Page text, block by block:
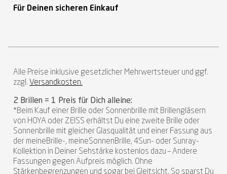
Für Deinen sicheren Einkauf
Alle Preise inklusive gesetzlicher Mehrwertsteuer und ggf.
zzgl. Versandkosten.
2 Brillen = 1 Preis für Dich alleine:
*Beim Kauf einer Brille oder Sonnenbrille mit Brillengläsern
von HOYA oder ZEISS erhältst Du eine zweite Brille oder
Sonnenbrille mit gleicher Glasqualität und einer Fassung aus
der meineBrille-, meineSonnenBrille, 4Sun- oder Sunray-
Kollektion in Deiner Sehstärke kostenlos dazu – Andere
Fassungen gegen Aufpreis möglich. Ohne
Stärkenbegrenzungen und sogar bei Gleitsicht. So sparst Du